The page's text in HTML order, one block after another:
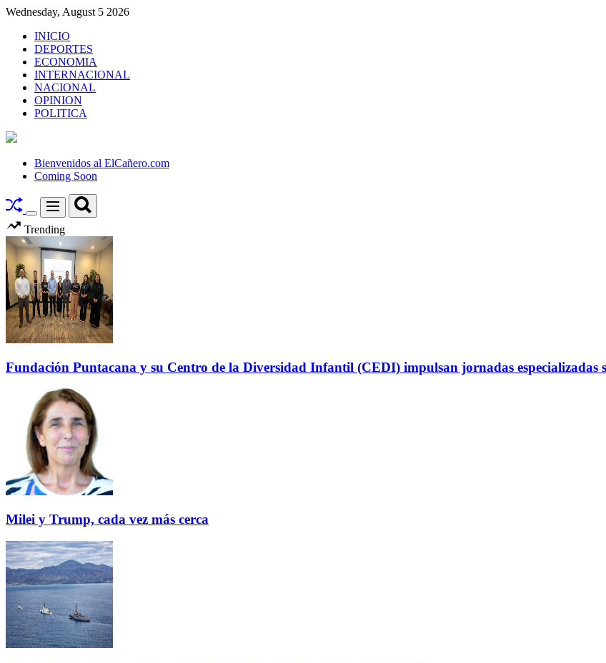
Skip
content
Wednesday, August 5 2026
INICIO
DEPORTES
ECONOMIA
INTERNACIONAL
NACIONAL
OPINION
POLITICA
El
Bienvenidos al ElCañero.com
Coming Soon
Switch
color
mode
Menu Search
Trending
Fundación Puntacana y su Centro de la Diversidad Infantil (CEDI) impulsan jornadas especializadas
Milei y Trump, cada vez más cerca